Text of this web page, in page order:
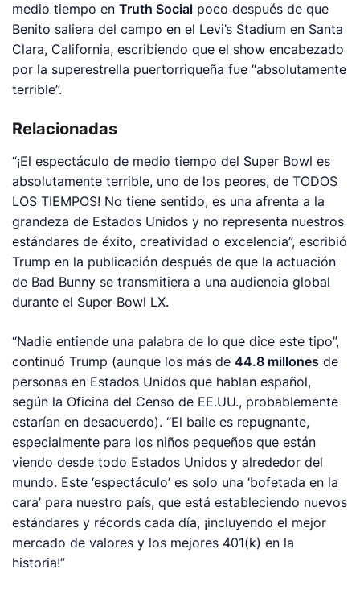
medio tiempo enTruth Social poco después de que
Benito saliera del campo en el Levi’s Stadium en Santa
Clara, California, escribiendo que el show encabezado
por la superestrella puertorriqueña fue “absolutamente
terrible”.
Relacionadas
“¡El espectáculo de medio tiempo del Super Bowl es
absolutamente terrible, uno de los peores, de TODOS
LOS TIEMPOS! No tiene sentido, es una afrenta a la
grandeza de Estados Unidos y no representa nuestros
estándares de éxito, creatividad o excelencia”, escribió
Trump en la publicación después de que la actuación
de Bad Bunny se transmitiera a una audiencia global
durante el Super Bowl LX.
“Nadie entiende una palabra de lo que dice este tipo”,
continuó Trump (aunque los más de44.8 millones de
personas en Estados Unidos que hablan español,
según la Oficina del Censo de EE.UU., probablemente
estarían en desacuerdo). “El baile es repugnante,
especialmente para los niños pequeños que están
viendo desde todo Estados Unidos y alrededor del
mundo. Este ‘espectáculo’ es solo una ‘bofetada en la
cara’ para nuestro país, que está estableciendo nuevos
estándares y récords cada día, ¡incluyendo el mejor
mercado de valores y los mejores 401(k) en la
historia!”